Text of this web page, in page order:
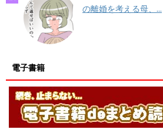
の離婚を考える母、...
電子書籍